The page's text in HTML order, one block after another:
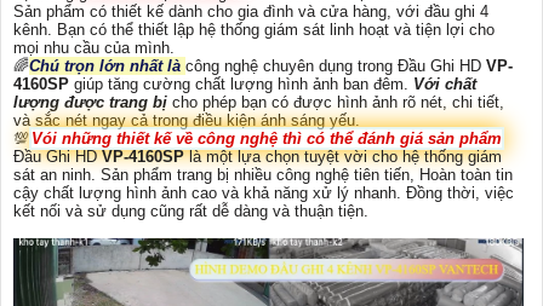
Sản phẩm có thiết kế dành cho gia đình và cửa hàng, với đầu ghi 4
kênh. Bạn có thể thiết lập hệ thống giám sát linh hoạt và tiện lợi cho
mọi nhu cầu của mình.
🌈Chú trọn lớn nhất là công nghệ chuyên dụng trong Đầu Ghi HD VP-
4160SP giúp tăng cường chất lượng hình ảnh ban đêm. Với chất
lượng được trang bị cho phép bạn có được hình ảnh rõ nét, chi tiết,
và sắc nét ngay cả trong điều kiện ánh sáng yếu.
💯 Vói những thiết kế về công nghệ thì có thể đánh giá sản phẩm
Đầu Ghi HDVP-4160SPlà một lựa chọn tuyệt vời cho hệ thống giám
sát an ninh. Sản phẩm trang bị nhiều công nghệ tiên tiến, Hoàn toàn tin
cậy chất lượng hình ảnh cao và khả năng xử lý nhanh. Đồng thời, việc
kết nối và sử dụng cũng rất dễ dàng và thuận tiện.